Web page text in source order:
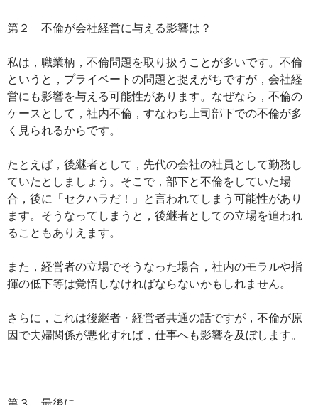
第２ 不倫が会社経営に与える影響は？
私は，職業柄，不倫問題を取り扱うことが多いです。不倫
というと，プライベートの問題と捉えがちですが，会社経
営にも影響を与える可能性があります。なぜなら，不倫の
ケースとして，社内不倫，すなわち上司部下での不倫が多
く見られるからです。
たとえば，後継者として，先代の会社の社員として勤務し
ていたとしましょう。そこで，部下と不倫をしていた場
合，後に「セクハラだ！」と言われてしまう可能性があり
ます。そうなってしまうと，後継者としての立場を追われ
ることもありえます。
また，経営者の立場でそうなった場合，社内のモラルや指
揮の低下等は覚悟しなければならないかもしれません。
さらに，これは後継者・経営者共通の話ですが，不倫が原
因で夫婦関係が悪化すれば，仕事へも影響を及ぼします。